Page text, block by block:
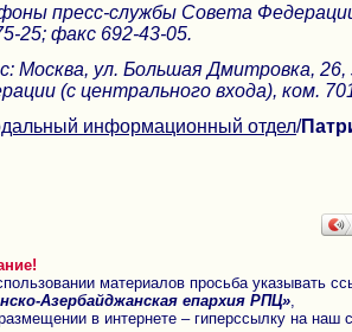
пресс-службы Совета
25; факс 692-43-05.
Москва, ул. Большая Дмитровка,
(с центрального входа), ком.
информационный отдел/
материалов просьба указывать
Азербайджанская епархия РПЦ»
в интернете – гиперссылку на наш